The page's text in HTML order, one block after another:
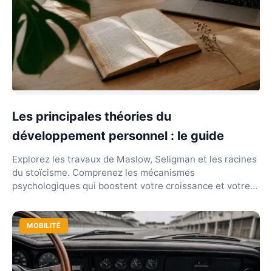
Les principales théories du
développement personnel : le guide
Explorez les travaux de Maslow, Seligman et les racines
du stoïcisme. Comprenez les mécanismes
psychologiques qui boostent votre croissance et votre
MOBILITÉ